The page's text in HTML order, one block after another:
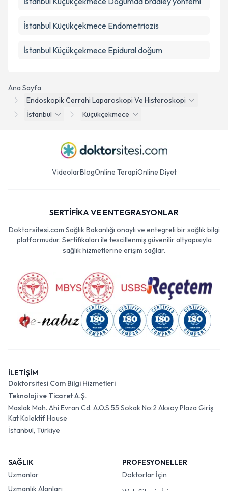
Ana Sayfa
Endoskopik Cerrahi Laparoskopi Ve Histeroskopi
İstanbul
Küçükçekmece
İstanbul Küçükçekmece Endometriozis
İstanbul Küçükçekmece Epidural doğum
VideolarBlogOnline TerapiOnline Diyet
SERTİFİKA VE ENTEGRASYONLAR
Doktorsitesi.com Sağlık Bakanlığı onaylı ve entegreli bir sağlık bilgi
platformudur. Sertifikaları ile tescillenmiş güvenilir altyapısıyla
sağlık hizmetlerine erişim sağlar.
İLETİŞİM
Doktorsitesi Com Bilgi Hizmetleri
Teknoloji ve Ticaret A.Ş.
Maslak Mah. Ahi Evran Cd. A.O.S 55 Sokak No:2 Aksoy Plaza Giriş
Kat Kolektif House
İstanbul, Türkiye
SAĞLIK
Uzmanlar
Uzmanlık Alanları
PROFESYONELLER
Doktorlar İçin